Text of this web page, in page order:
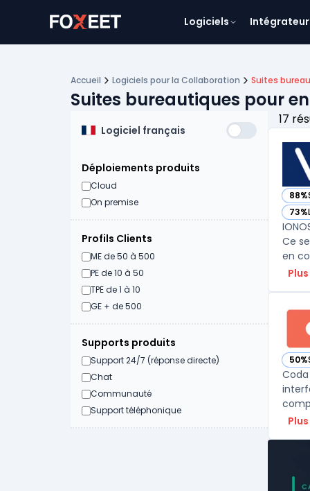
Logiciels
Accueil Logiciels pour la Collaboration Suites
Suites bureautiques pour
Logiciel français
Déploiements produits
Cloud
On premise
Profils Clients
ME de 50 à 500
PE de 10 à 50
TPE de 1 à 10
GE + de 500
Supports produits
Support 24/7 (réponse directe)
Chat
Communauté
Support téléphonique
17
88%
—
73%
—
Ce
en
50%
—